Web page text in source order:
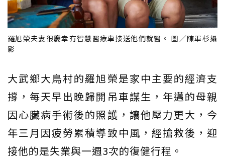
羅旭榮夫妻很慶幸有智慧醫療車接送他們就醫。 圖／陳軍杉攝
影
大武鄉大鳥村的羅旭榮是家中主要的經濟支
撐，每天早出晚歸開吊車謀生，年邁的母親
因心臟病手術後的照護，讓他壓力更大，今
年三月因疲勞累積導致中風，經搶救後，迎
接他的是失業與一週3次的復健行程。